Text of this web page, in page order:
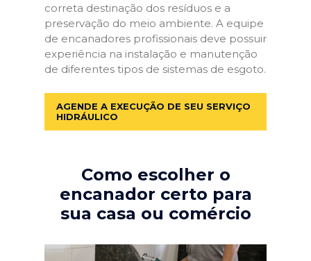
correta destinação dos resíduos e a
preservação do meio ambiente. A equipe
de encanadores profissionais deve possuir
experiência na instalação e manutenção
de diferentes tipos de sistemas de esgoto.
AGENDE A EXECUÇÃO DE SEU SERVIÇO
HIDRÁULICO
Como escolher o
encanador certo para
sua casa ou comércio